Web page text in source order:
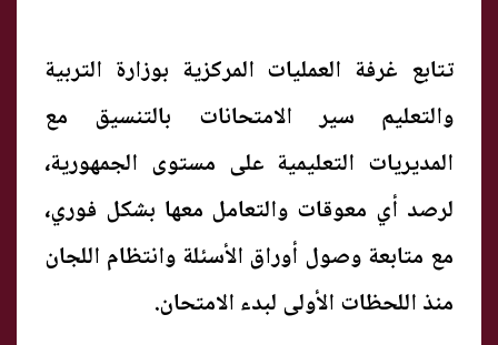
تتابع غرفة العمليات المركزية بوزارة التربية
والتعليم سير الامتحانات بالتنسيق مع
المديريات التعليمية على مستوى الجمهورية،
لرصد أي معوقات والتعامل معها بشكل فوري،
مع متابعة وصول أوراق الأسئلة وانتظام اللجان
منذ اللحظات الأولى لبدء الامتحان.